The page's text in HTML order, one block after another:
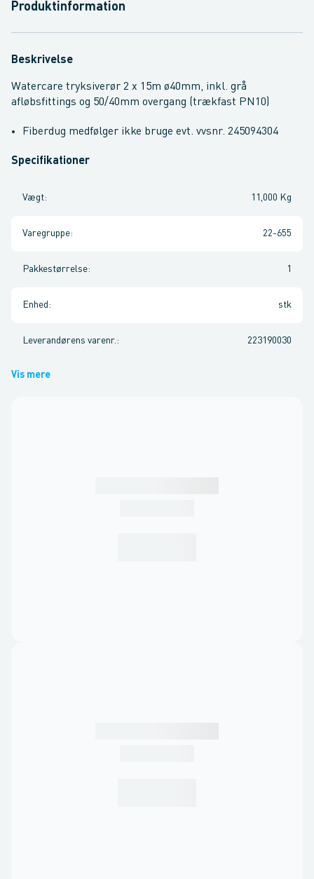
Produktinformation
Beskrivelse
Watercare tryksiverør 2 x 15m ø40mm, inkl. grå
afløbsfittings og 50/40mm overgang (trækfast PN10)
Fiberdug medfølger ikke bruge evt. vvsnr. 245094304
Specifikationer
Vægt: 11,000 Kg
Varegruppe: 22-655
Pakkestørrelse: 1
Enhed : stk
Leverandørens varenr. : 223190030
Vis mere